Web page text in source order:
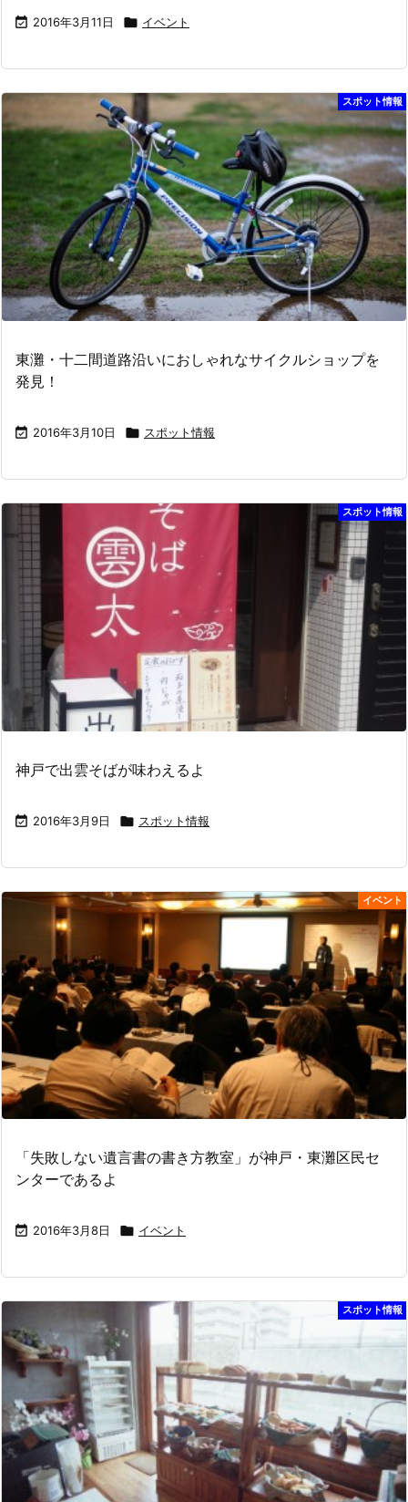
 2016年3月11日  イベント
スポット情報
東灘・十二間道路沿いにおしゃれなサイクルショップを
発見！
 2016年3月10日  スポット情報
スポット情報
神戸で出雲そばが味わえるよ
 2016年3月9日  スポット情報
イベント
「失敗しない遺言書の書き方教室」が神戸・東灘区民セ
ンターであるよ
 2016年3月8日  イベント
スポット情報